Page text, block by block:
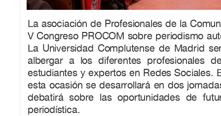
La asociación de Profesionales de la
V Congreso PROCOM sobre periodismo
La Universidad Complutense de Madrid
albergar a los diferentes profesionales
estudiantes y expertos en Redes Sociales.
esta ocasión se desarrollará en dos
debatirá sobre las oportunidades de
periodística.